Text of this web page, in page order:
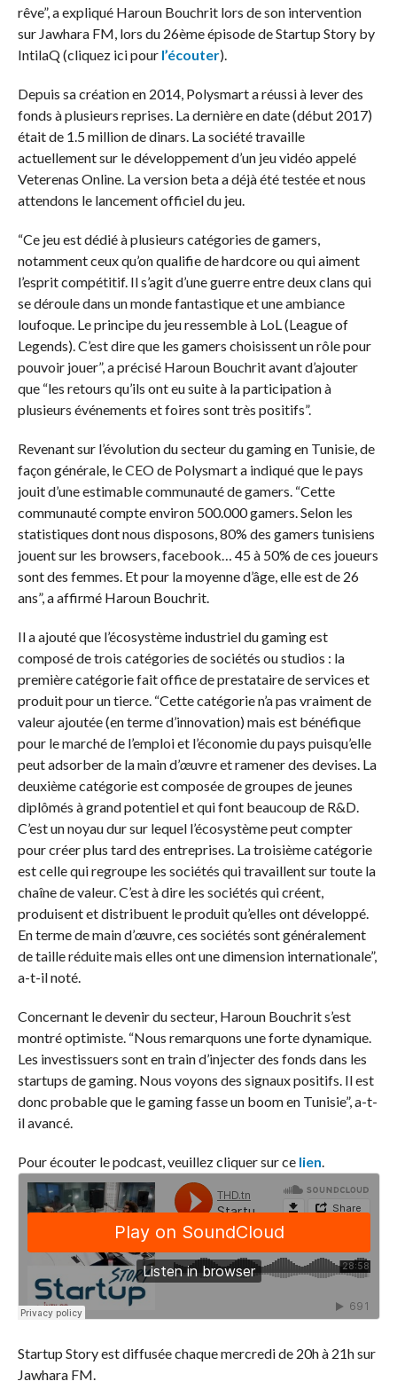
rêve”, a expliqué Haroun Bouchrit lors de son intervention
sur Jawhara FM, lors du 26ème épisode de Startup Story by
IntilaQ (cliquez ici pour l’écouter).
Depuis sa création en 2014, Polysmart a réussi à lever des
fonds à plusieurs reprises. La dernière en date (début 2017)
était de 1.5 million de dinars. La société travaille
actuellement sur le développement d’un jeu vidéo appelé
Veterenas Online. La version beta a déjà été testée et nous
attendons le lancement officiel du jeu.
“Ce jeu est dédié à plusieurs catégories de gamers,
notamment ceux qu’on qualifie de hardcore ou qui aiment
l’esprit compétitif. Il s’agit d’une guerre entre deux clans qui
se déroule dans un monde fantastique et une ambiance
loufoque. Le principe du jeu ressemble à LoL (League of
Legends). C’est dire que les gamers choisissent un rôle pour
pouvoir jouer”, a précisé Haroun Bouchrit avant d’ajouter
que “les retours qu’ils ont eu suite à la participation à
plusieurs événements et foires sont très positifs”.
Revenant sur l’évolution du secteur du gaming en Tunisie, de
façon générale, le CEO de Polysmart a indiqué que le pays
jouit d’une estimable communauté de gamers. “Cette
communauté compte environ 500.000 gamers. Selon les
statistiques dont nous disposons, 80% des gamers tunisiens
jouent sur les browsers, facebook… 45 à 50% de ces joueurs
sont des femmes. Et pour la moyenne d’âge, elle est de 26
ans”, a affirmé Haroun Bouchrit.
Il a ajouté que l’écosystème industriel du gaming est
composé de trois catégories de sociétés ou studios : la
première catégorie fait office de prestataire de services et
produit pour un tierce. “Cette catégorie n’a pas vraiment de
valeur ajoutée (en terme d’innovation) mais est bénéfique
pour le marché de l’emploi et l’économie du pays puisqu’elle
peut adsorber de la main d’œuvre et ramener des devises. La
deuxième catégorie est composée de groupes de jeunes
diplômés à grand potentiel et qui font beaucoup de R&D.
C’est un noyau dur sur lequel l’écosystème peut compter
pour créer plus tard des entreprises. La troisième catégorie
est celle qui regroupe les sociétés qui travaillent sur toute la
chaîne de valeur. C’est à dire les sociétés qui créent,
produisent et distribuent le produit qu’elles ont développé.
En terme de main d’œuvre, ces sociétés sont généralement
de taille réduite mais elles ont une dimension internationale”,
a-t-il noté.
Concernant le devenir du secteur, Haroun Bouchrit s’est
montré optimiste. “Nous remarquons une forte dynamique.
Les investissuers sont en train d’injecter des fonds dans les
startups de gaming. Nous voyons des signaux positifs. Il est
donc probable que le gaming fasse un boom en Tunisie”, a-t-
il avancé.
Pour écouter le podcast, veuillez cliquer sur ce lien
Startup Story est diffusée chaque mercredi de 20h à 21h sur
Jawhara FM.